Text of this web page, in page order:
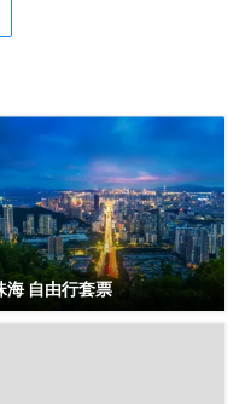
入住體驗。 超大房間面
液晶電視，所有房間高
電視機連接播放，客房
海 自由行套票